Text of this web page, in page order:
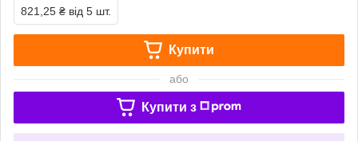
821,25 ₴ від 5 шт.
Купити
або
Купити з